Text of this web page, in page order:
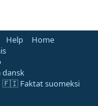
Help
Home
🇫🇮 Faktat suomeksi